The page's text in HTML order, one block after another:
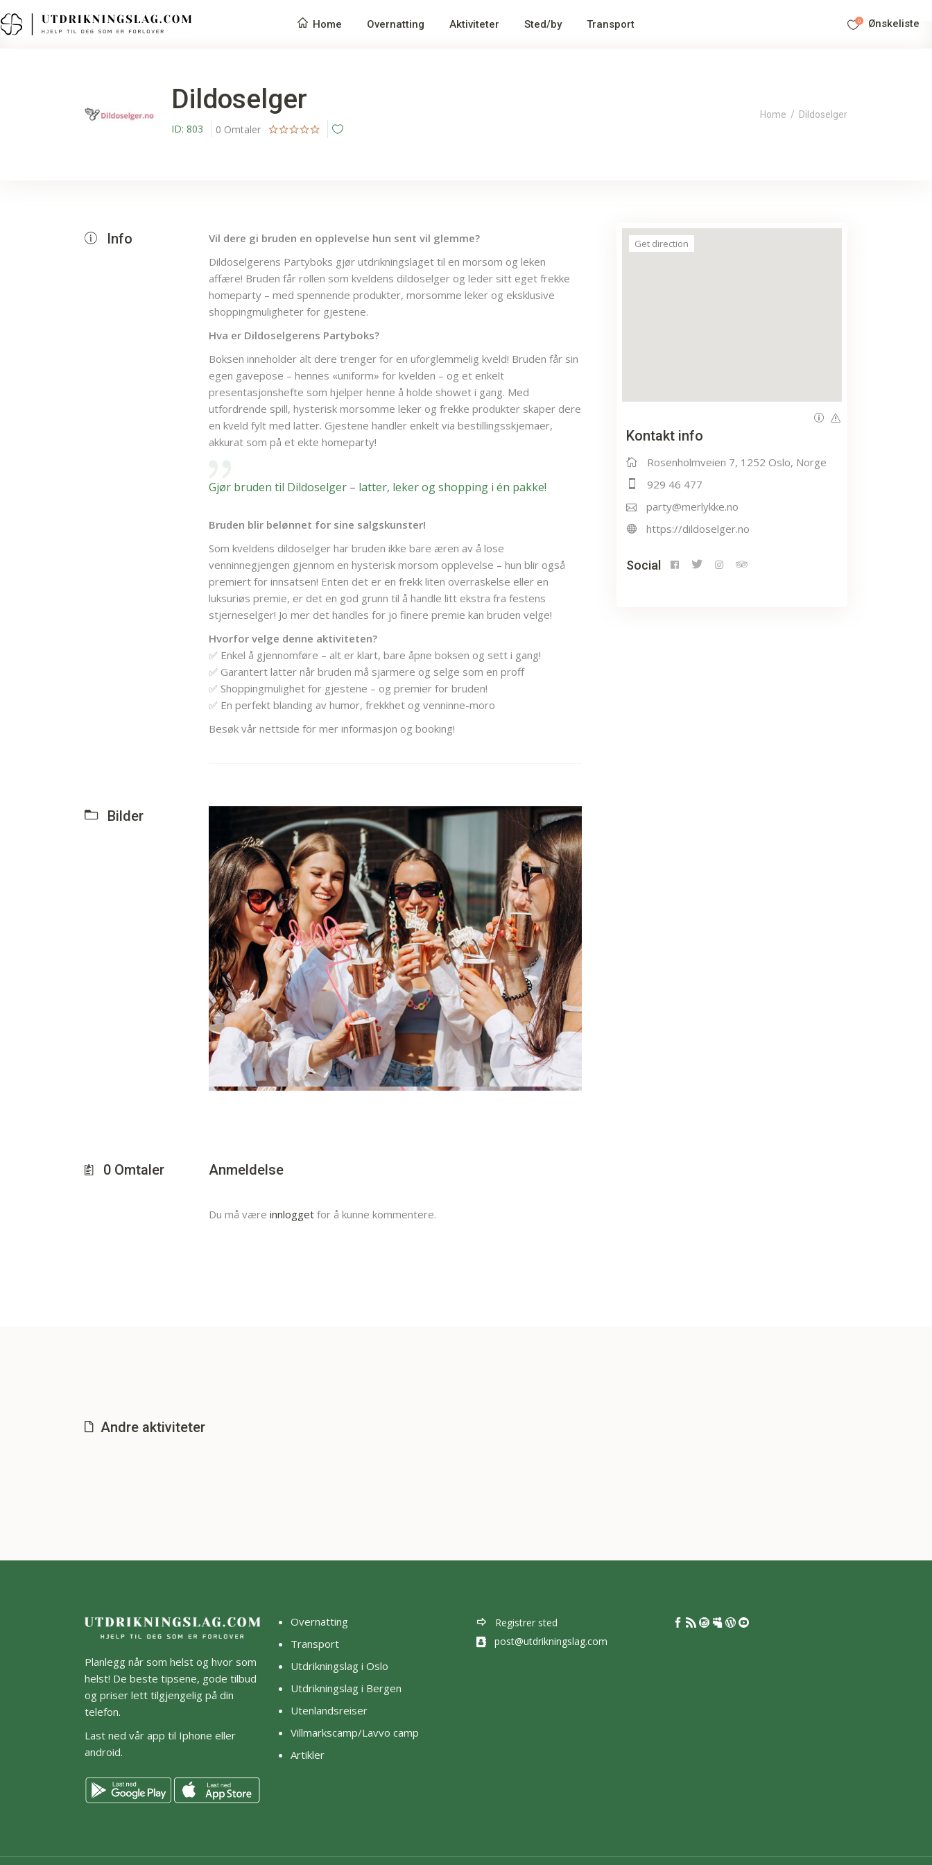
Home Overnatting Aktiviteter Sted/by Transport 0 Ønskeliste
Dildoselger
ID: 803 0 Omtaler
Home / Dildoselger
Info
Vil dere gi bruden en opplevelse hun sent vil glemme?
Dildoselgerens Partyboks gjør utdrikningslaget til en morsom og leken
affære! Bruden får rollen som kveldens dildoselger og leder sitt eget frekke
homeparty – med spennende produkter, morsomme leker og eksklusive
shoppingmuligheter for gjestene.
Hva er Dildoselgerens Partyboks?
Boksen inneholder alt dere trenger for en uforglemmelig kveld! Bruden får sin
egen gavepose – hennes «uniform» for kvelden – og et enkelt
presentasjonshefte som hjelper henne å holde showet i gang. Med
utfordrende spill, hysterisk morsomme leker og frekke produkter skaper dere
en kveld fylt med latter. Gjestene handler enkelt via bestillingsskjemaer,
akkurat som på et ekte homeparty!
Gjør bruden til Dildoselger – latter, leker og shopping i én pakke!
Bruden blir belønnet for sine salgskunster!
Som kveldens dildoselger har bruden ikke bare æren av å lose
venninnegjengen gjennom en hysterisk morsom opplevelse – hun blir også
premiert for innsatsen! Enten det er en frekk liten overraskelse eller en
luksuriøs premie, er det en god grunn til å handle litt ekstra fra festens
stjerneselger! Jo mer det handles for jo finere premie kan bruden velge!
Hvorfor velge denne aktiviteten?
✅ Enkel å gjennomføre – alt er klart, bare åpne boksen og sett i gang!
✅ Garantert latter når bruden må sjarmere og selge som en proff
✅ Shoppingmulighet for gjestene – og premier for bruden!
✅ En perfekt blanding av humor, frekkhet og venninne-moro
Besøk vår nettside for mer informasjon og booking!
Bilder
0 Omtaler Anmeldelse
Du må væreinnlogget for å kunne kommentere.
Get direction
Kontakt info
Rosenholmveien 7, 1252 Oslo, Norge
929 46 477
party@merlykke.no
https://dildoselger.no
Social
Andre aktiviteter
Planlegg når som helst og hvor som
helst! De beste tipsene, gode tilbud
og priser lett tilgjengelig på din
telefon.
Last ned vår app til Iphone eller
android.
Overnatting
Transport
Utdrikningslag i Oslo
Utdrikningslag i Bergen
Utenlandsreiser
Villmarkscamp/Lavvo camp
Artikler
Registrer sted
post@utdrikningslag.com